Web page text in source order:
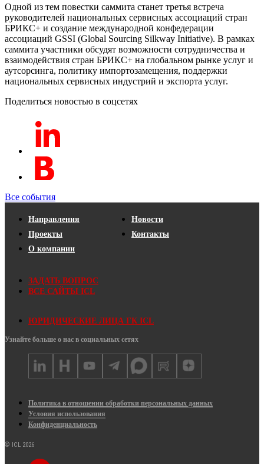
Одной из тем повестки саммита станет третья встреча
руководителей национальных сервисных ассоциаций стран
БРИКС+ и создание международной конфедерации
ассоциаций GSSI (Global Sourcing Silkway Initiative). В рамках
саммита участники обсудят возможности сотрудничества и
взаимодействия стран БРИКС+ на глобальном рынке услуг и
аутсорсинга, политику импортозамещения, поддержки
национальных сервисных индустрий и экспорта услуг.
Поделиться новостью в соцсетях
Все события
Направления
Проекты
О компании
Новости
Контакты
ЗАДАТЬ ВОПРОС
ВСЕ САЙТЫ ICL
ЮРИДИЧЕСКИЕ ЛИЦА ГК ICL
Узнайте больше о нас в социальных сетях
Политика в отношении обработки персональных данных
Условия использования
Конфиденциальность
© ICL 2026